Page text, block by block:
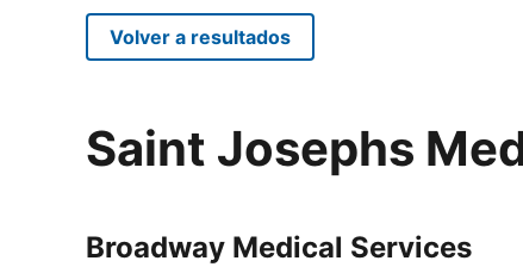
Volver a resultados
Saint Josephs
Broadway Medical Services